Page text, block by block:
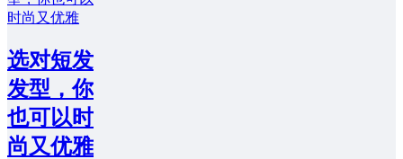
选对短发
发型，你
也可以时
尚又优雅